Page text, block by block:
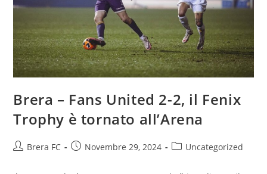
Brera – Fans United 2-2, il Fenix
Trophy è tornato all’Arena
Brera FC Novembre 29, 2024 Uncategorized